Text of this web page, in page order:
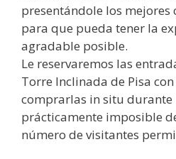
presentándole los mejores
para que pueda tener la
agradable posible.
Le reservaremos las
Torre Inclinada de Pisa
comprarlas in situ
prácticamente imposible
número de visitantes